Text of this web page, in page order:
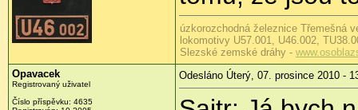
úzkorozchodná železnice Třemešná
lokomotivy U57.001, U46.002,
Slezské zemské dráhy -
Opavacek
Registrovaný uživatel
Číslo příspěvku: 4635
Odesláno Úterý, 07. prosince 2010 -